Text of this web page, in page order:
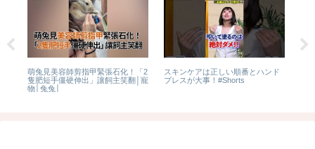
萌兔見美容師剪指甲緊張石化！「2
隻肥短手僵硬伸出」讓飼主笑翻│寵
物│兔兔│
スキンケアは正しい順番とハンド
プレスが大事！#Shorts